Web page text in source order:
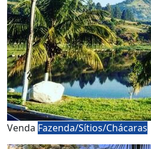
Venda Fazenda/Sítios/Chácaras